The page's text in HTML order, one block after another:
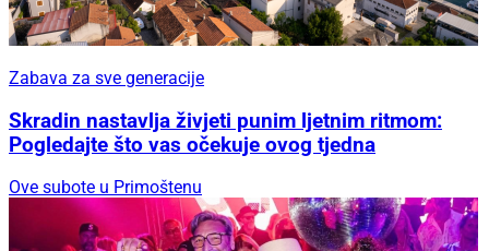
Zabava za sve generacije
Skradin nastavlja živjeti punim ljetnim ritmom:
Pogledajte što vas očekuje ovog tjedna
Ove subote u Primoštenu